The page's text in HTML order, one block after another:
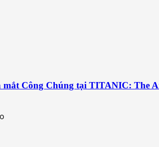
Công Chúng tại TITANIC: The